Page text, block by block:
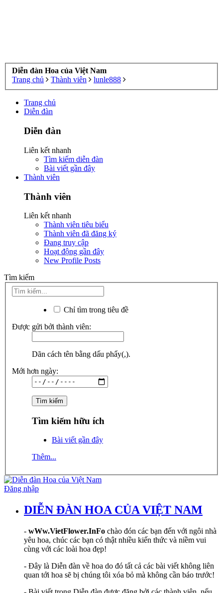
Diễn đàn Hoa của Việt Nam
Trang chủ
Thành viên lunle888
Trang chủ
Diễn đàn
Diễn đàn
Liên kết nhanh
Tìm kiếm diễn đàn
Bài viết gần đây
Thành viên
Thành viên
Liên kết nhanh
Thành viên tiêu biểu
Thành viên đã đăng ký
Đang truy cập
Hoạt động gần đây
New Profile Posts
Tìm kiếm
Chỉ tìm trong tiêu đề
Được gửi bởi thành viên:
Dãn cách tên bằng dấu phẩy(,).
Mới hơn ngày:
Tìm kiếm hữu ích
Bài viết gần đây
Thêm...
Đăng nhập
DIỄN ĐÀN HOA CỦA VIỆT NAM
- wWw.VietFlower.InFo chào đón các bạn đến với ngôi nhà
yêu hoa, chúc các bạn có thật nhiều kiến thức và niềm vui
cùng với các loài hoa đẹp!
- Đây là Diễn đàn về hoa do đó tất cả các bài viết không liên
quan tới hoa sẽ bị chúng tôi xóa bỏ mà không cần báo trước!